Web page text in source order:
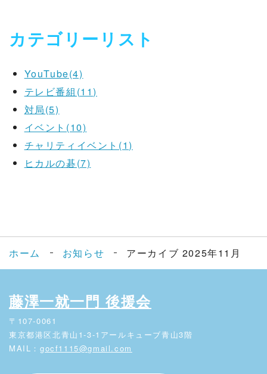
カテゴリーリスト
YouTube(4)
テレビ番組(11)
対局(5)
イベント(10)
チャリティイベント(1)
ヒカルの碁(7)
ホーム お知らせ アーカイブ 2025年11月
藤澤一就一門 後援会
〒107-0061
東京都港区北青山1-3-1アールキューブ青山3階
MAIL： gocf1115@gmail.com